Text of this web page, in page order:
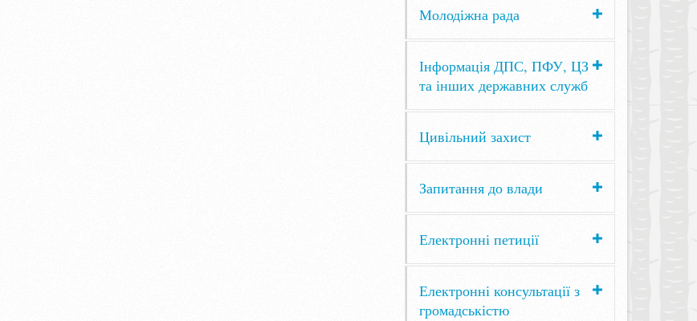
Молодіжна рада
Інформація ДПС, ПФУ, ЦЗ
та інших державних служб
Цивільний захист
Запитання до влади
Електронні петиції
Електронні консультації з
громадськістю